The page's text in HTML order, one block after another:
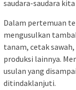
saudara-saudara kita
Dalam pertemuan
mengusulkan
tanam, cetak
produksi lainnya.
usulan yang
ditindaklanjuti.